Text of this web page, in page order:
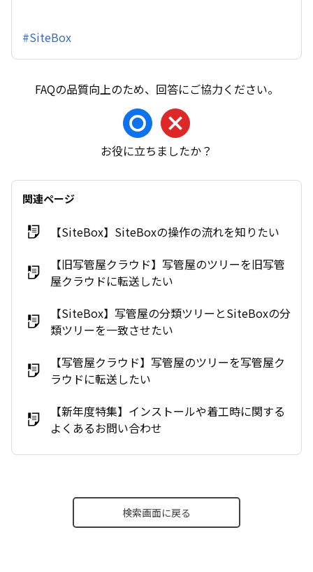
#SiteBox
お役に立ちましたか？
関連ページ
【SiteBox】SiteBoxの操作の流れを知りたい
【旧写管屋クラウド】写管屋のツリーを旧写管
屋クラウドに転送したい
【SiteBox】写管屋の分類ツリーとSiteBoxの分
類ツリーを一致させたい
【写管屋クラウド】写管屋のツリーを写管屋ク
ラウドに転送したい
【新年度特集】インストールや着工時に関する
よくあるお問い合わせ
検索画面に戻る